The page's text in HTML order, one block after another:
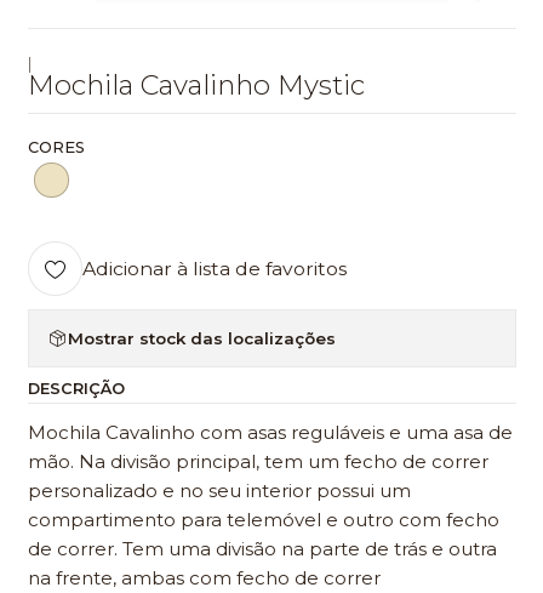
|
Mochila Cavalinho Mystic
CORES
Adicionar à lista de favoritos
Mostrar stock das localizações
DESCRIÇÃO
Mochila Cavalinho com asas reguláveis e uma asa de
mão. Na divisão principal, tem um fecho de correr
personalizado e no seu interior possui um
compartimento para telemóvel e outro com fecho
de correr. Tem uma divisão na parte de trás e outra
na frente, ambas com fecho de correr